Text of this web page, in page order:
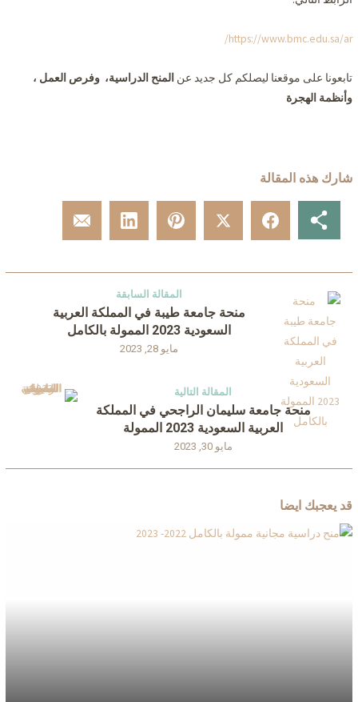
https://www.bmc.edu.sa/ar/
تابعونا على موقعنا ليصلكم كل جديد عن المنح الدراسية، وفرص العمل ،
وأنظمة الهجرة
شارك هذه المقالة
المقالة السابقة
مايو 28, 2023
منحة جامعة طيبة في المملكة العربية
السعودية 2023 الممولة بالكامل
المقالة التالية
مايو 30, 2023
منحة جامعة سليمان الراجحي في المملكة
العربية السعودية 2023 الممولة
قد يعجبك ايضا